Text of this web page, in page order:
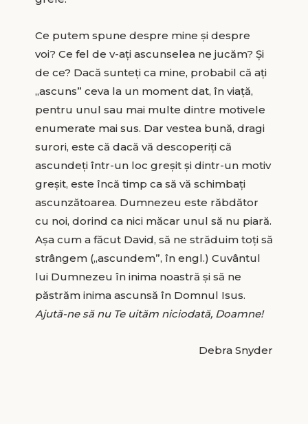
Ce putem spune despre mine și despre
voi? Ce fel de v-ați ascunselea ne jucăm? Și
de ce? Dacă sunteți ca mine, probabil că ați
„ascuns” ceva la un moment dat, în viață,
pentru unul sau mai multe dintre motivele
enumerate mai sus. Dar vestea bună, dragi
surori, este că dacă vă descoperiți că
ascundeți într-un loc greșit și dintr-un motiv
greșit, este încă timp ca să vă schimbați
ascunzătoarea. Dumnezeu este răbdător
cu noi, dorind ca nici măcar unul să nu piară.
Așa cum a făcut David, să ne străduim toți să
strângem („ascundem”, în engl.) Cuvântul
lui Dumnezeu în inima noastră și să ne
păstrăm inima ascunsă în Domnul Isus.
Ajută-ne să nu Te uităm niciodată, Doamne!
Debra Snyder